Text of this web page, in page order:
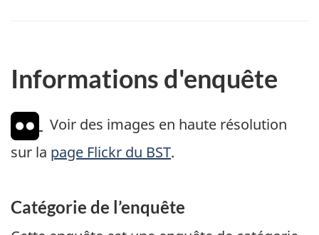
Informations d'enquête
Voir des images en haute résolution
sur la page Flickr du BST.
Catégorie de l’enquête